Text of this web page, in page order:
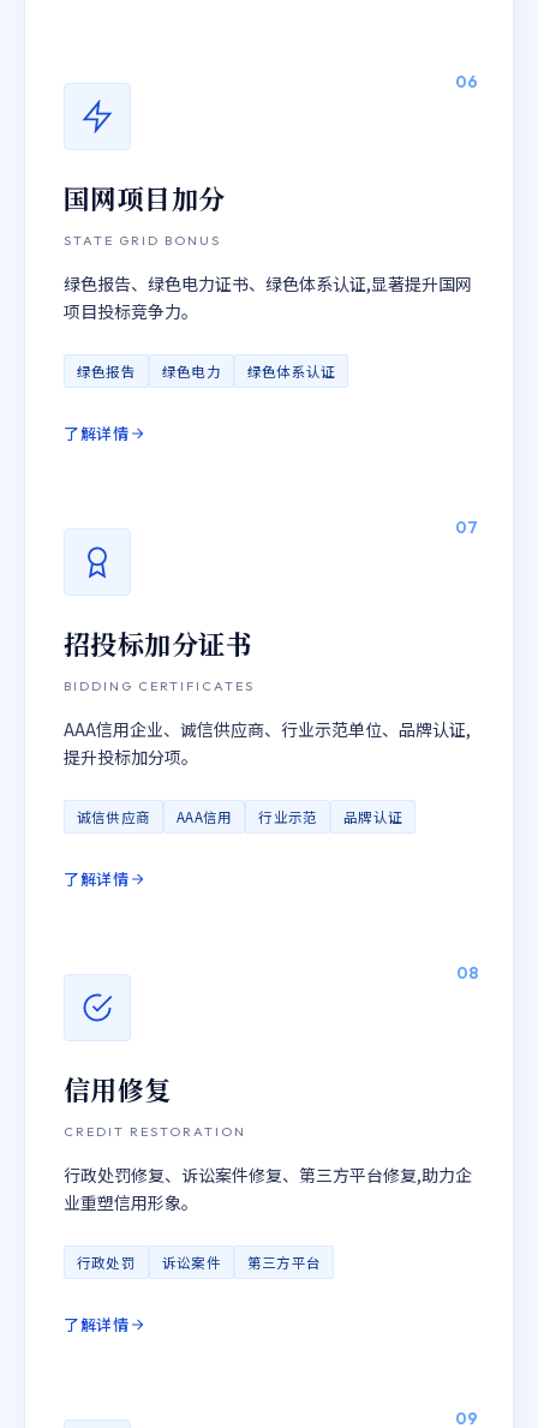
06
国网项目加分
STATE GRID BONUS
绿色报告、绿色电力证书、绿色体系认证,显著提升国网
项目投标竞争力。
绿色报告 绿色电力 绿色体系认证
了解详情
07
招投标加分证书
BIDDING CERTIFICATES
AAA信用企业、诚信供应商、行业示范单位、品牌认证,
提升投标加分项。
诚信供应商 AAA信用 行业示范 品牌认证
了解详情
08
信用修复
CREDIT RESTORATION
行政处罚修复、诉讼案件修复、第三方平台修复,助力企
业重塑信用形象。
行政处罚 诉讼案件 第三方平台
了解详情
09